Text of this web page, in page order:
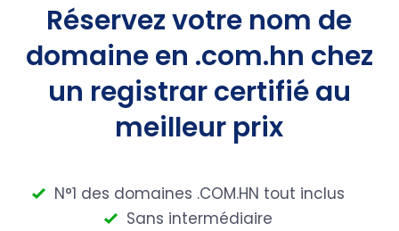
Réservez votre nom de
domaine en .com.hn chez
un registrar certifié au
meilleur prix
N°1 des domaines .COM.HN tout inclus
Sans intermédiaire